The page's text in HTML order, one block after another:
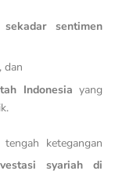
sekadar sentimen
, dan
Indonesia yang
ketegangan
syariah di